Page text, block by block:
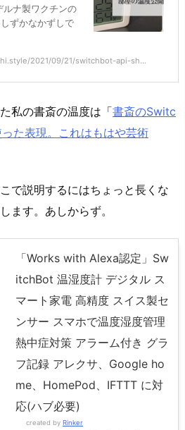
ルナ製ワクチンの
ずかなかずしで
2021/09/21/switchbot-api-sh...
私の書斎の温度は「書斎のSwitc
た表現。これはもはや芸術
で説明するにはちょっと長くな
ます。あしからず。
「Works with Alexa認定」Sw
itchBot 温湿度計 デジタル ス
マート家電 高精度 スイス製セ
ンサー スマホで温度湿度管理
熱中症対策 アラーム付き グラ
フ記録 アレクサ、Google ho
me、HomePod、IFTTT に対
応(ハブ必要)
created by Rinker